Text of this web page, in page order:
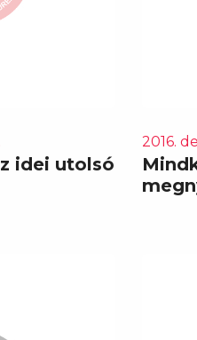
idei utolsó
2016.